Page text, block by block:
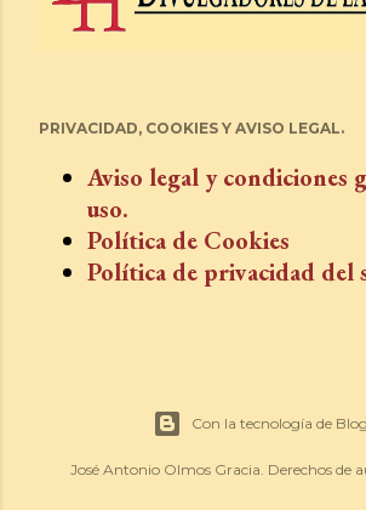
PRIVACIDAD, COOKIES Y AVISO LEGAL.
Aviso legal y condiciones
uso.
Política de Cookies
Política de privacidad del
Con la tecnología de
José Antonio Olmos Gracia. Derechos de